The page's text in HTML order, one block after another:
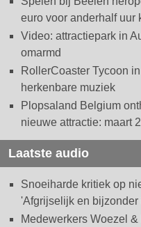
euro voor anderhalf uur
Video: attractiepark in
omarmd
RollerCoaster Tycoon
herkenbare muziek
Plopsaland Belgium
nieuwe attractie: maart
Laatste audio
Snoeiharde kritiek op
'Afgrijselijk en
Medewerkers Woezel